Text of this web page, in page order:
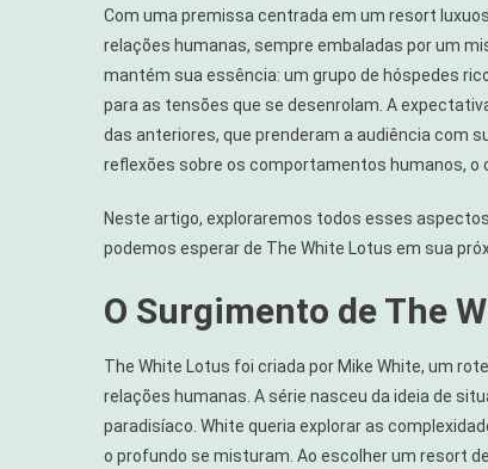
Da
Com uma premissa centrada em um resort
relações humanas, sempre embaladas por um
mantém sua essência: um grupo de hóspedes
para as tensões que se desenrolam. A
das anteriores, que prenderam a audiência com
reflexões sobre os comportamentos humanos, o
Neste artigo, exploraremos todos esses
podemos esperar de The White Lotus em sua
O Surgimento de The
The White Lotus foi criada por Mike White, um
relações humanas. A série nasceu da ideia de
paradisíaco. White queria explorar as
o profundo se misturam. Ao escolher um resort